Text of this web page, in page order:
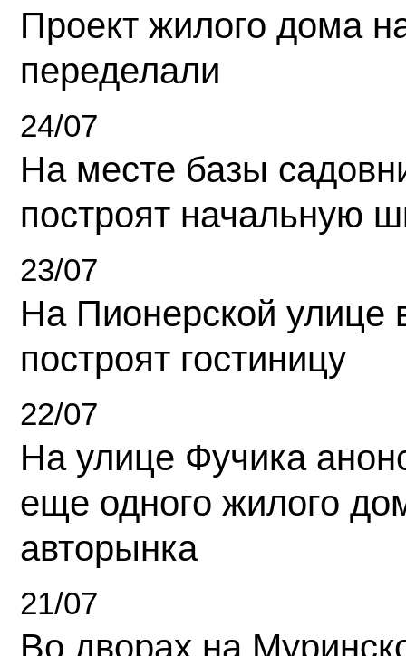
Проект жилого дома
переделали
24/07
На месте базы
построят начальную
23/07
На Пионерской улице
построят гостиницу
22/07
На улице Фучика
еще одного жилого
авторынка
21/07
Во дворах на